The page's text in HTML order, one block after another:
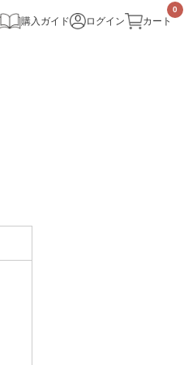
購入ガイド ログイン
0
カート